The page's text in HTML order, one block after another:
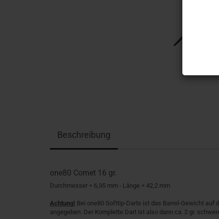
Beschreibung
one80 Comet 16 gr.
Durchmesser = 6,35 mm - Länge = 42,2 mm
Achtung! Bei one80 Softtip-Darts ist das Barrel-Gewicht auf
angegeben. Der Komplette Dart ist also dann ca. 2 gr.